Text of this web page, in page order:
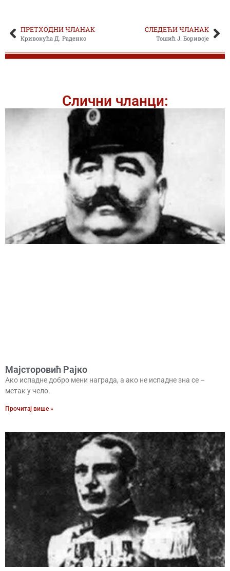
ПРЕТХОДНИ ЧЛАНАК
Кривокућа Д. Раденко
СЛЕДЕЋИ ЧЛАНАК
Тошић Ј. Боривоје
Слични чланци:
Мајсторовић Рајко
Ако испадне добро мени награда, а ако не испадне зна се –
метак у чело.
Прочитај више »